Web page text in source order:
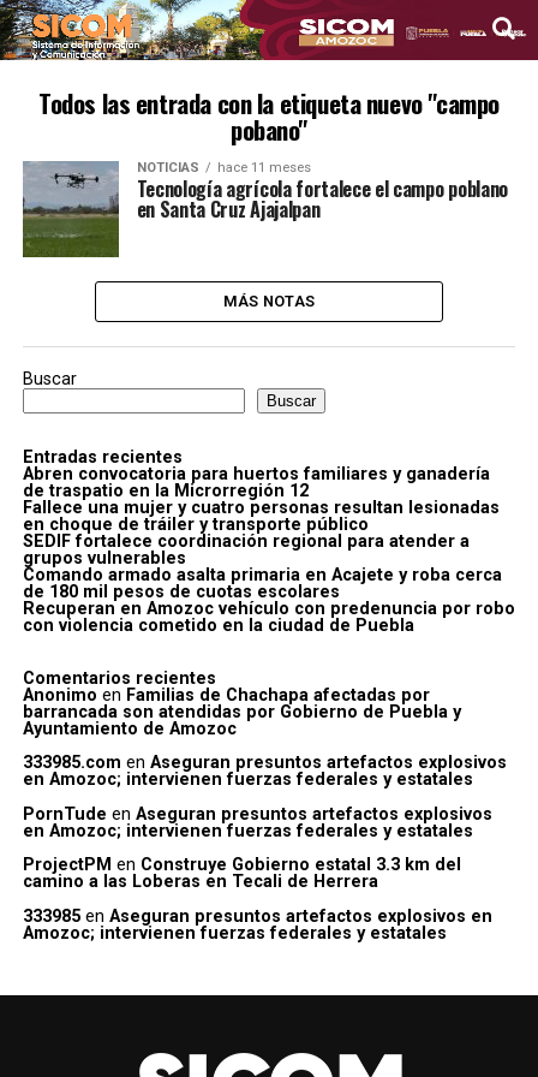
Todos las entrada con la etiqueta nuevo "campo
pobano"
NOTICIAS hace 11 meses
Tecnología agrícola fortalece el campo poblano
en Santa Cruz Ajajalpan
MÁS NOTAS
Buscar
Buscar
Entradas recientes
Abren convocatoria para huertos familiares y ganadería
de traspatio en la Microrregión 12
Fallece una mujer y cuatro personas resultan lesionadas
en choque de tráiler y transporte público
SEDIF fortalece coordinación regional para atender a
grupos vulnerables
Comando armado asalta primaria en Acajete y roba cerca
de 180 mil pesos de cuotas escolares
Recuperan en Amozoc vehículo con predenuncia por robo
con violencia cometido en la ciudad de Puebla
Comentarios recientes
Anonimo en Familias de Chachapa afectadas por
barrancada son atendidas por Gobierno de Puebla y
Ayuntamiento de Amozoc
333985.com en Aseguran presuntos artefactos explosivos
en Amozoc; intervienen fuerzas federales y estatales
PornTude en Aseguran presuntos artefactos explosivos
en Amozoc; intervienen fuerzas federales y estatales
ProjectPM en Construye Gobierno estatal 3.3 km del
camino a las Loberas en Tecali de Herrera
333985en Aseguran presuntos artefactos explosivos en
Amozoc; intervienen fuerzas federales y estatales